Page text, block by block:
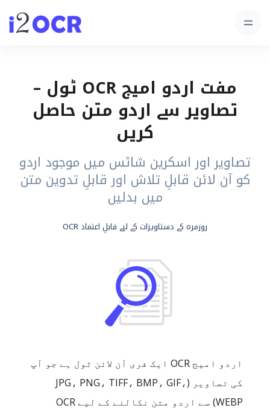
مفت اردو امیج OCR ٹول –
تصاویر سے اردو متن حاصل
کریں
تصاویر اور اسکرین شاٹس میں موجود اردو
کو آن لائن قابلِ تلاش اور قابلِ تدوین متن
میں بدلیں
روزمرہ کے دستاویزات کے لیے قابلِ اعتماد OCR
اردو امیج OCR ایک فری آن لائن ٹول ہے جو آپ
کی تصاویر (JPG، PNG، TIFF، BMP، GIF،
WEBP) سے اردو متن نکالنے کے لیے OCR